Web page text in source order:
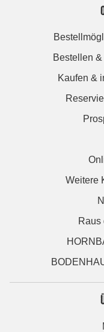
Bestellen
Kaufen &
Weitere
Raus